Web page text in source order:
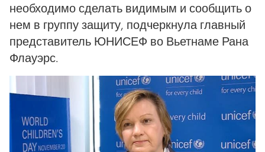
необходимо сделать видимым и сообщить о
нем в группу защиту, подчеркнула главный
представитель ЮНИСЕФ во Вьетнаме Рана
Флауэрс.